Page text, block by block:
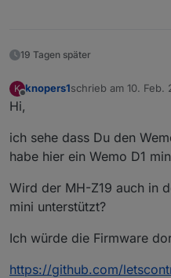
19 Tagen später
K
Offline
knopers1schrieb am 10. Feb.
zuletzt editiert von
Hi,
ich sehe dass Du den
habe hier ein Wemo D1
Wird der MH-Z19 auch in
mini unterstützt?
Ich würde die Firmware
https://github.com/